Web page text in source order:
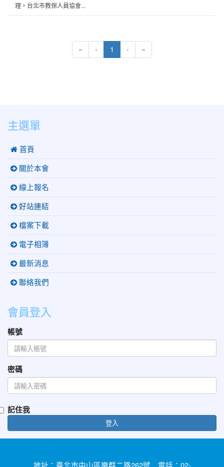
理。台北市教保人員協會...
« ‹ 1 (current)
› »
主選單
 首頁
關於本會
線上報名
好站連結
檔案下載
電子相簿
最新消息
聯絡我們
會員登入
帳號
密碼
記住我
登入
地址：臺北市中山區樂群二路262號 電話：02-